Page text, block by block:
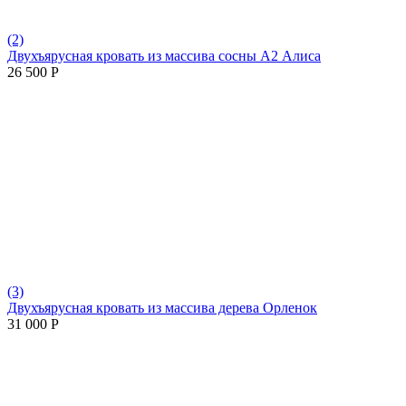
(2)
Двухъярусная кровать из массива сосны А2 Алиса
26 500 Р
(3)
Двухъярусная кровать из массива дерева Орленок
31 000 Р